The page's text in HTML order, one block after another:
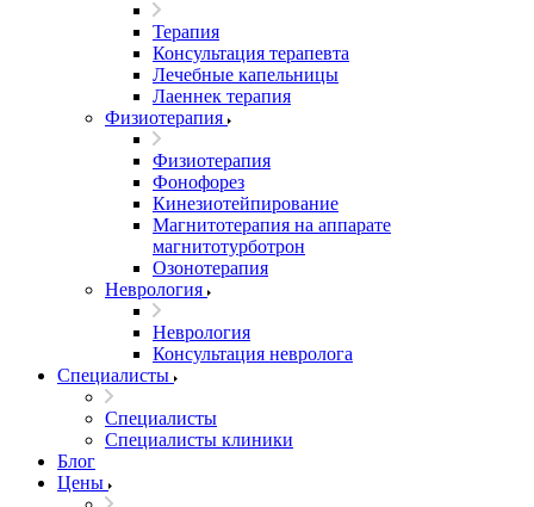
Терапия
Консультация терапевта
Лечебные капельницы
Лаеннек терапия
Физиотерапия
Физиотерапия
Фонофорез
Кинезиотейпирование
Магнитотерапия на аппарате
магнитотурботрон
Озонотерапия
Неврология
Неврология
Консультация невролога
Специалисты
Специалисты
Специалисты клиники
Блог
Цены